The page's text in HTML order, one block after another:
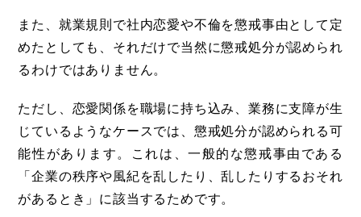
また、就業規則で社内恋愛や不倫を懲戒事由として定
めたとしても、それだけで当然に懲戒処分が認められ
るわけではありません。
ただし、恋愛関係を職場に持ち込み、業務に支障が生
じているようなケースでは、懲戒処分が認められる可
能性があります。これは、一般的な懲戒事由である
「企業の秩序や風紀を乱したり、乱したりするおそれ
があるとき」に該当するためです。